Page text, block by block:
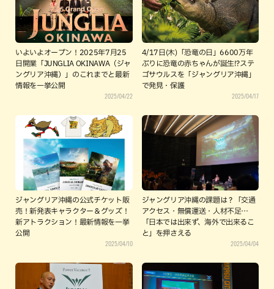
いよいよオープン！2025年7月25
日開業「JUNGLIA OKINAWA（ジャ
ングリア沖縄）」のこれまでと最新
情報を一挙公開
2025/04/22
4/17日(木)「恐竜の日」6600万年
ぶりに恐竜の赤ちゃんが誕生!?ステ
ゴサウルスを「ジャングリア沖縄」
で発見・保護
2025/04/17
ジャングリア沖縄の公式チケット販
売！新発表キャラクター＆グッズ！
新アトラクション！最新情報を一挙
公開
2025/04/10
ジャングリア沖縄の課題は？「交通
アクセス・無償運送・人材不足…
「日本では出来ず、海外で出来るこ
と」を押さえる
2025/04/04